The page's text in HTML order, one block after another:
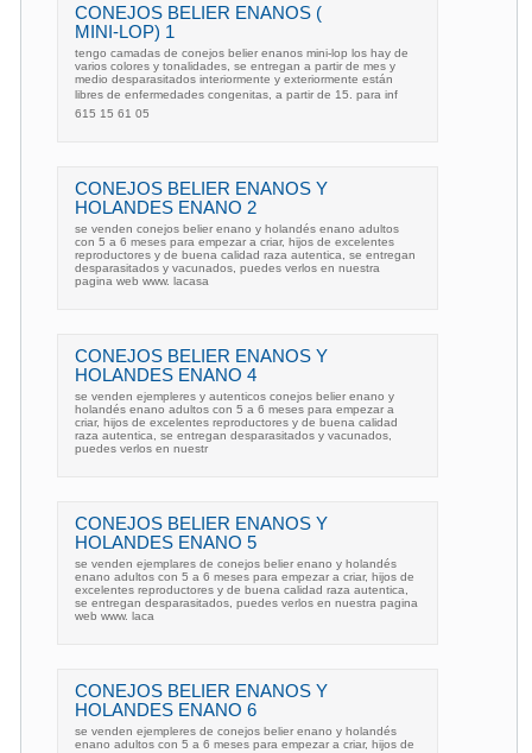
CONEJOS BELIER ENANOS (
MINI-LOP) 1
tengo camadas de conejos belier enanos mini-lop los hay de
varios colores y tonalidades, se entregan a partir de mes y
medio desparasitados interiormente y exteriormente están
libres de enfermedades congenitas, a partir de 15. para inf
615 15 61 05
CONEJOS BELIER ENANOS Y
HOLANDES ENANO 2
se venden conejos belier enano y holandés enano adultos
con 5 a 6 meses para empezar a criar, hijos de excelentes
reproductores y de buena calidad raza autentica, se entregan
desparasitados y vacunados, puedes verlos en nuestra
pagina web www. lacasa
CONEJOS BELIER ENANOS Y
HOLANDES ENANO 4
se venden ejempleres y autenticos conejos belier enano y
holandés enano adultos con 5 a 6 meses para empezar a
criar, hijos de excelentes reproductores y de buena calidad
raza autentica, se entregan desparasitados y vacunados,
puedes verlos en nuestr
CONEJOS BELIER ENANOS Y
HOLANDES ENANO 5
se venden ejemplares de conejos belier enano y holandés
enano adultos con 5 a 6 meses para empezar a criar, hijos de
excelentes reproductores y de buena calidad raza autentica,
se entregan desparasitados, puedes verlos en nuestra pagina
web www. laca
CONEJOS BELIER ENANOS Y
HOLANDES ENANO 6
se venden ejempleres de conejos belier enano y holandés
enano adultos con 5 a 6 meses para empezar a criar, hijos de